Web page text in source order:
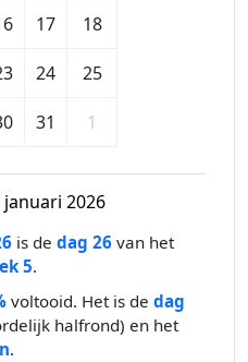
17 18
24 25
31 1
2026
is de dag 26 van het
5.
voltooid. Het is de dag
halfrond) en het
.